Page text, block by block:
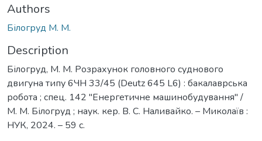
Authors
Білогруд М. М.
Description
Білогруд, М. М. Розрахунок головного суднового
двигуна типу 6ЧН 33/45 (Deutz 645 L6) : бакалаврська
робота ; спец. 142 ''Енергетичне машинобудування'' /
М. М. Білогруд ; наук. кер. В. С. Наливайко. – Миколаїв :
НУК, 2024. – 59 с.